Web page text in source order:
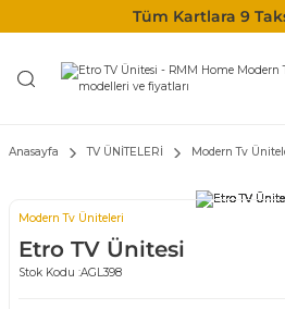
Tüm Kartlara 9
Anasayfa TV ÜNİTELERİ Modern Tv
Modern Tv Üniteleri
Etro TV Ünitesi
Stok Kodu :AGL398